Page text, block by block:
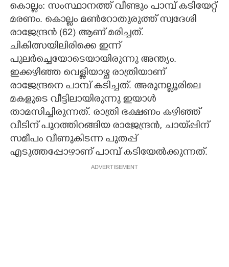
ZOOM
CONTACT US
കൊല്ലം: സംസ്ഥാനത്ത് വീണ്ടും പാമ്പ് കടിയേറ്റ്
മരണം. കൊല്ലം മൺറോതുരുത്ത് സ്വദേശി
രാജേന്ദ്രൻ (62) ആണ് മരിച്ചത്.
ചികിത്സയിലിരിക്കെ ഇന്ന്
പുലർച്ചെയോടെയായിരുന്നു അന്ത്യം.
ഇക്കഴിഞ്ഞ വെള്ളിയാഴ്ച രാത്രിയാണ്
രാജേന്ദ്രനെ പാമ്പ് കടിച്ചത്. അരുനല്ലൂരിലെ
മകളുടെ വീട്ടിലായിരുന്നു ഇയാൾ
താമസിച്ചിരുന്നത്. രാത്രി ഭക്ഷണം കഴിഞ്ഞ്
വീടിന് പുറത്തിറങ്ങിയ രാജേന്ദ്രൻ, ചായ‌്പ്പിന്
സമീപം വീണുകിടന്ന പുതപ്പ്
എടുത്തപ്പോഴാണ് പാമ്പ് കടിയേൽക്കുന്നത്.
ADVERTISEMENT